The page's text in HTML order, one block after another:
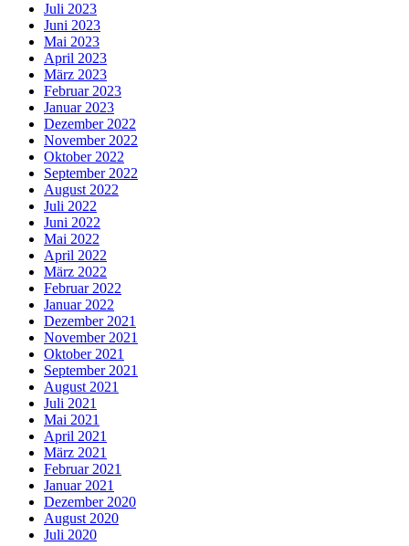
Juli 2023
Juni 2023
Mai 2023
April 2023
März 2023
Februar 2023
Januar 2023
Dezember 2022
November 2022
Oktober 2022
September 2022
August 2022
Juli 2022
Juni 2022
Mai 2022
April 2022
März 2022
Februar 2022
Januar 2022
Dezember 2021
November 2021
Oktober 2021
September 2021
August 2021
Juli 2021
Mai 2021
April 2021
März 2021
Februar 2021
Januar 2021
Dezember 2020
August 2020
Juli 2020